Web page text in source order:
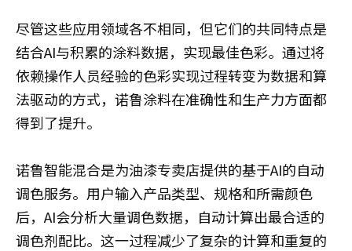
尽管这些应用领域各不相同，但它们的共同特点是
结合AI与积累的涂料数据，实现最佳色彩。通过将
依赖操作人员经验的色彩实现过程转变为数据和算
法驱动的方式，诺鲁涂料在准确性和生产力方面都
得到了提升。
诺鲁智能混合是为油漆专卖店提供的基于AI的自动
调色服务。用户输入产品类型、规格和所需颜色
后，AI会分析大量调色数据，自动计算出最合适的
调色剂配比。这一过程减少了复杂的计算和重复的